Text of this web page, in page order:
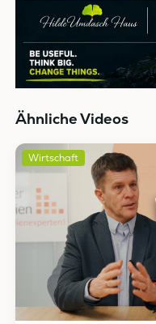
Ähnliche Videos
Wirtschaft